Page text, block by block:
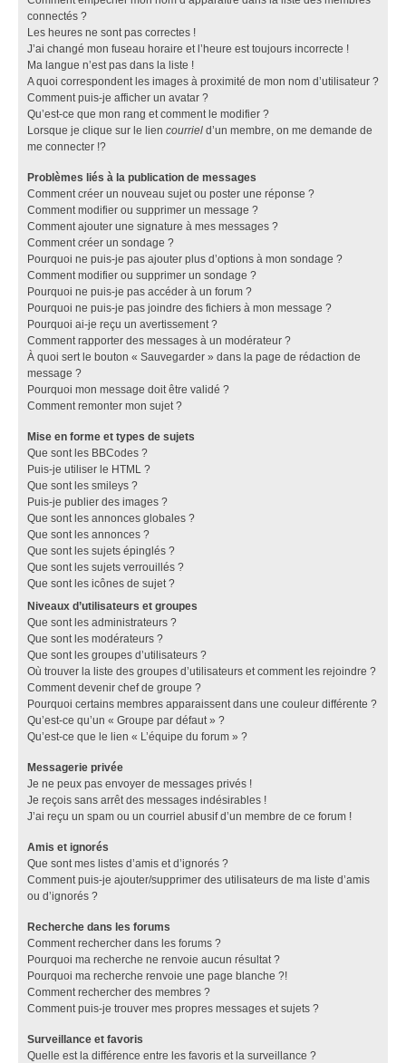
connectés ?
Les heures ne sont pas correctes !
J’ai changé mon fuseau horaire et l’heure est toujours incorrecte !
Ma langue n’est pas dans la liste !
A quoi correspondent les images à proximité de mon nom d’utilisateur ?
Comment puis-je afficher un avatar ?
Qu’est-ce que mon rang et comment le modifier ?
Lorsque je clique sur le lien courriel d’un membre, on me demande de
me connecter !?
Problèmes liés à la publication de messages
Comment créer un nouveau sujet ou poster une réponse ?
Comment modifier ou supprimer un message ?
Comment ajouter une signature à mes messages ?
Comment créer un sondage ?
Pourquoi ne puis-je pas ajouter plus d’options à mon sondage ?
Comment modifier ou supprimer un sondage ?
Pourquoi ne puis-je pas accéder à un forum ?
Pourquoi ne puis-je pas joindre des fichiers à mon message ?
Pourquoi ai-je reçu un avertissement ?
Comment rapporter des messages à un modérateur ?
À quoi sert le bouton « Sauvegarder » dans la page de rédaction de
message ?
Pourquoi mon message doit être validé ?
Comment remonter mon sujet ?
Mise en forme et types de sujets
Que sont les BBCodes ?
Puis-je utiliser le HTML ?
Que sont les smileys ?
Puis-je publier des images ?
Que sont les annonces globales ?
Que sont les annonces ?
Que sont les sujets épinglés ?
Que sont les sujets verrouillés ?
Que sont les icônes de sujet ?
Niveaux d’utilisateurs et groupes
Que sont les administrateurs ?
Que sont les modérateurs ?
Que sont les groupes d’utilisateurs ?
Où trouver la liste des groupes d’utilisateurs et comment les rejoindre ?
Comment devenir chef de groupe ?
Pourquoi certains membres apparaissent dans une couleur différente ?
Qu’est-ce qu’un « Groupe par défaut » ?
Qu’est-ce que le lien « L’équipe du forum » ?
Messagerie privée
Je ne peux pas envoyer de messages privés !
Je reçois sans arrêt des messages indésirables !
J’ai reçu un spam ou un courriel abusif d’un membre de ce forum !
Amis et ignorés
Que sont mes listes d’amis et d’ignorés ?
Comment puis-je ajouter/supprimer des utilisateurs de ma liste d’amis
ou d’ignorés ?
Recherche dans les forums
Comment rechercher dans les forums ?
Pourquoi ma recherche ne renvoie aucun résultat ?
Pourquoi ma recherche renvoie une page blanche ?!
Comment rechercher des membres ?
Comment puis-je trouver mes propres messages et sujets ?
Surveillance et favoris
Quelle est la différence entre les favoris et la surveillance ?